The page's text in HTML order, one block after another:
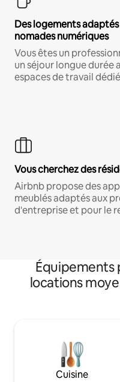
Des logements
nomades numériques
Vous êtes un
un séjour longue durée
espaces de travail
Vous cherchez des
Airbnb propose des
meublés adaptés aux
d'entreprise et pour le
Équipements
locations
Cuisine